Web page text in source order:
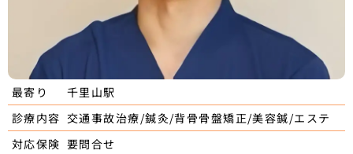
最寄り
千里山駅
診療内容 交通事故治療/鍼灸/背骨骨盤矯正/美容鍼/エステ
対応保険 要問合せ